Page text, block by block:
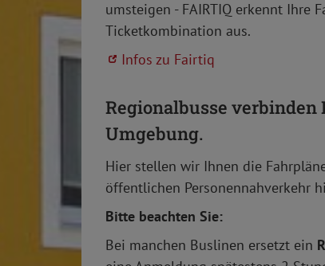
umsteigen - FAIRTIQ erkennt Ihre
Ticketkombination aus.
Infos zu Fairtiq
Regionalbusse
Umgebung.
Hier stellen wir Ihnen die
öffentlichen Personennahverkehr
Bitte beachten Sie:
Bei manchen Buslinen ersetzt ein